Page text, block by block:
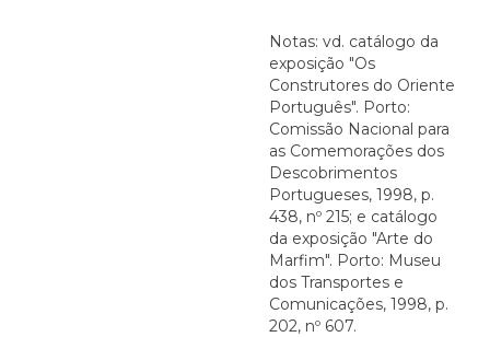
Notas: vd. catálogo da
exposição "Os
Construtores do Oriente
Português". Porto:
Comissão Nacional para
as Comemorações dos
Descobrimentos
Portugueses, 1998, p.
438, nº 215; e catálogo
da exposição "Arte do
Marfim". Porto: Museu
dos Transportes e
Comunicações, 1998, p.
202, nº 607.